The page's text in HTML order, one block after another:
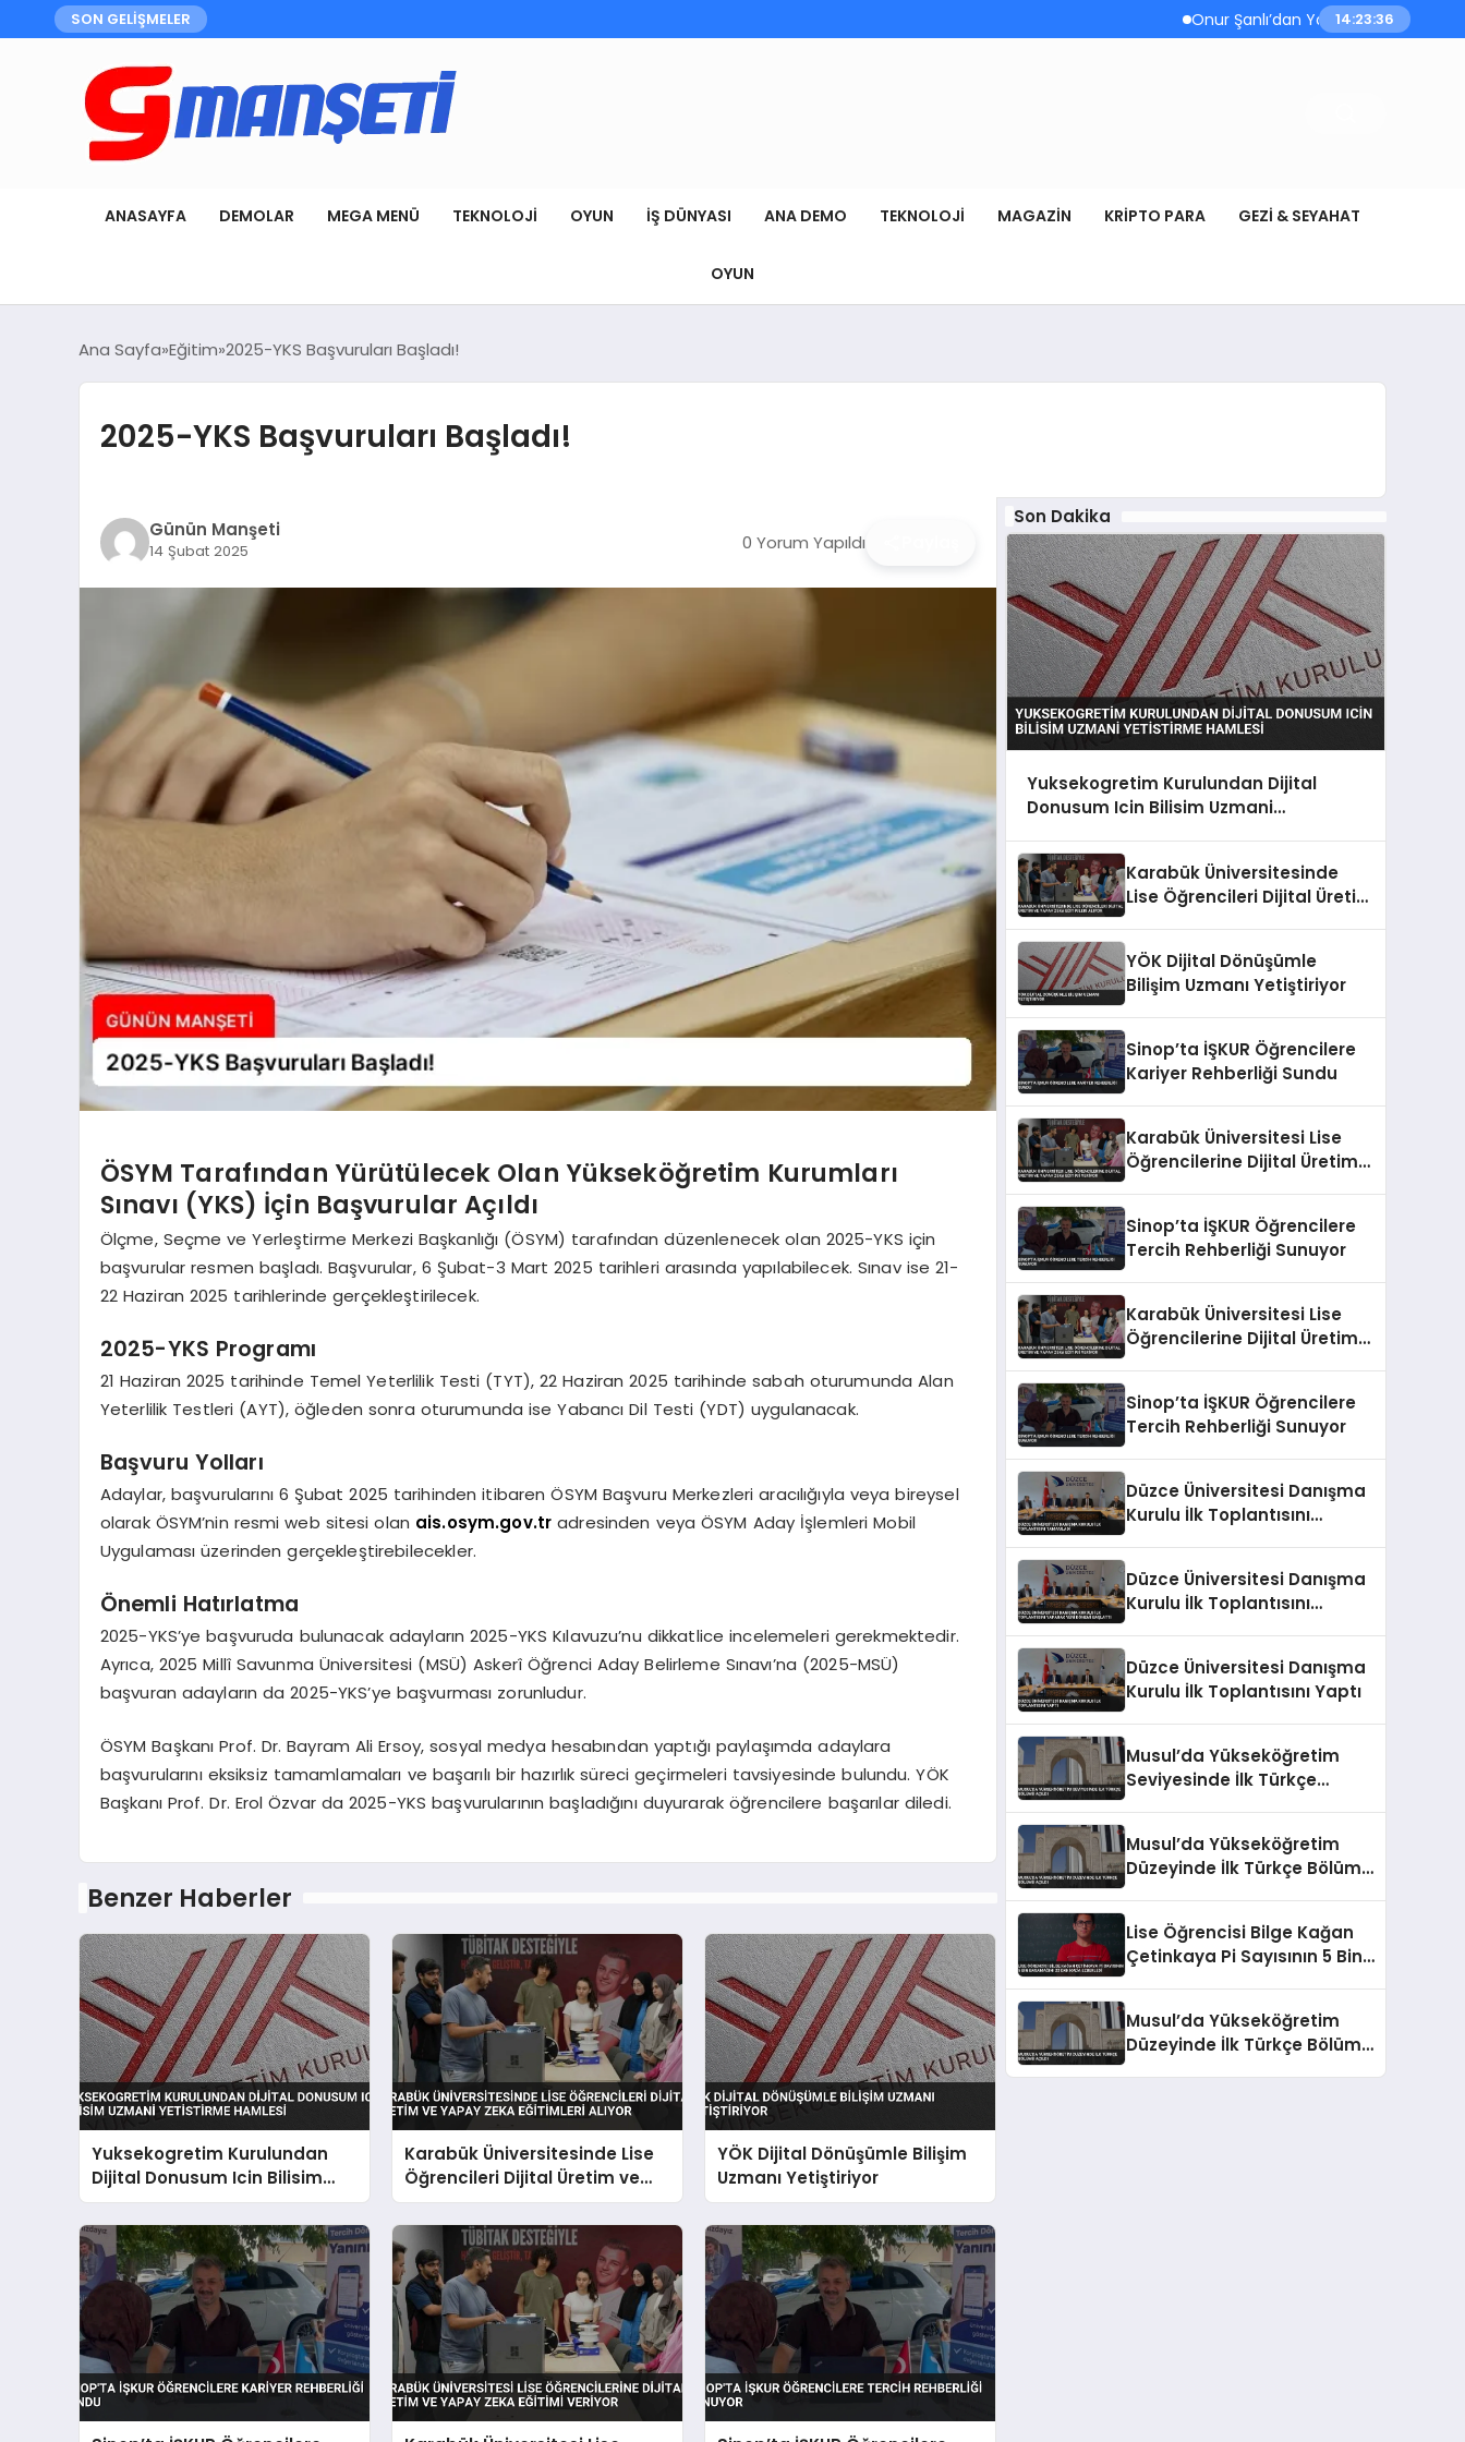
SON GELİŞMELER Onur Şanlı’dan Yazın Yeni Hiti: Kartallar
14:23:37
ANASAYFA DEMOLAR MEGA MENÜ TEKNOLOJI OYUN İŞ DÜNYASI ANA DEMO TEKNOLOJI MAGAZIN KRIPTO PARA GEZI & SEYAHAT
OYUN
Ana Sayfa Eğitim 2025-YKS Başvuruları Başladı!
2025-YKS Başvuruları Başladı!
Günün Manşeti
14 Şubat 2025 0 Yorum Yapıldı
ÖSYM Tarafından Yürütülecek Olan Yükseköğretim Kurumları
Sınavı (YKS) İçin Başvurular Açıldı
Ölçme, Seçme ve Yerleştirme Merkezi Başkanlığı (ÖSYM) tarafından düzenlenecek olan 2025-YKS için
başvurular resmen başladı. Başvurular, 6 Şubat-3 Mart 2025 tarihleri arasında yapılabilecek. Sınav ise 21-
22 Haziran 2025 tarihlerinde gerçekleştirilecek.
2025-YKS Programı
21 Haziran 2025 tarihinde Temel Yeterlilik Testi (TYT), 22 Haziran 2025 tarihinde sabah oturumunda Alan
Yeterlilik Testleri (AYT), öğleden sonra oturumunda ise Yabancı Dil Testi (YDT) uygulanacak.
Başvuru Yolları
Adaylar, başvurularını 6 Şubat 2025 tarihinden itibaren ÖSYM Başvuru Merkezleri aracılığıyla veya bireysel
olarak ÖSYM’nin resmi web sitesi olan ais.osym.gov.tr adresinden veya ÖSYM Aday İşlemleri Mobil
Uygulaması üzerinden gerçekleştirebilecekler.
Önemli Hatırlatma
2025-YKS’ye başvuruda bulunacak adayların 2025-YKS Kılavuzu’nu dikkatlice incelemeleri gerekmektedir.
Ayrıca, 2025 Millî Savunma Üniversitesi (MSÜ) Askerî Öğrenci Aday Belirleme Sınavı’na (2025-MSÜ)
başvuran adayların da 2025-YKS’ye başvurması zorunludur.
ÖSYM Başkanı Prof. Dr. Bayram Ali Ersoy, sosyal medya hesabından yaptığı paylaşımda adaylara
başvurularını eksiksiz tamamlamaları ve başarılı bir hazırlık süreci geçirmeleri tavsiyesinde bulundu. YÖK
Başkanı Prof. Dr. Erol Özvar da 2025-YKS başvurularının başladığını duyurarak öğrencilere başarılar diledi.
Benzer Haberler
Yuksekogretim Kurulundan
Dijital Donusum Icin Bilisim
Uzmani Yetistirme Hamlesi
Karabük Üniversitesinde Lise
Öğrencileri Dijital Üretim ve
Yapay Zeka Eğitimleri Alıyor
YÖK Dijital Dönüşümle Bilişim
Uzmanı Yetiştiriyor
Son Dakika
Yuksekogretim Kurulundan Dijital
Donusum Icin Bilisim Uzmani
Karabük Üniversitesinde
Lise Öğrencileri Dijital Üretim
YÖK Dijital Dönüşümle
Bilişim Uzmanı Yetiştiriyor
Sinop’ta İŞKUR Öğrencilere
Kariyer Rehberliği Sundu
Karabük Üniversitesi Lise
Öğrencilerine Dijital Üretim
Sinop’ta İŞKUR Öğrencilere
Tercih Rehberliği Sunuyor
Karabük Üniversitesi Lise
Öğrencilerine Dijital Üretim
Sinop’ta İŞKUR Öğrencilere
Tercih Rehberliği Sunuyor
Düzce Üniversitesi Danışma
Kurulu İlk Toplantısını
Düzce Üniversitesi Danışma
Kurulu İlk Toplantısını
Düzce Üniversitesi Danışma
Kurulu İlk Toplantısını Yaptı
Musul’da Yükseköğretim
Seviyesinde İlk Türkçe
Musul’da Yükseköğretim
Düzeyinde İlk Türkçe Bölümü
Lise Öğrencisi Bilge Kağan
Çetinkaya Pi Sayısının 5 Bin
Musul’da Yükseköğretim
Düzeyinde İlk Türkçe Bölümü